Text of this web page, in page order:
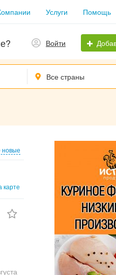
Услуги Помощь
Войти
Все страны
карте